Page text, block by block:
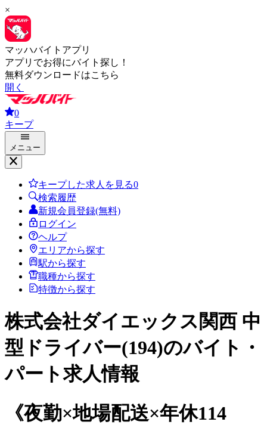
×
マッハバイトアプリ
アプリでお得にバイト探し！
無料ダウンロードはこちら
開く
0
キープ
メニュー
キープした求人を見る0
検索履歴
新規会員登録(無料)
ログイン
ヘルプ
エリアから探す
駅から探す
職種から探す
特徴から探す
株式会社ダイエックス関西 中
型ドライバー(194)のバイト・
パート求人情報
《夜勤×地場配送×年休114